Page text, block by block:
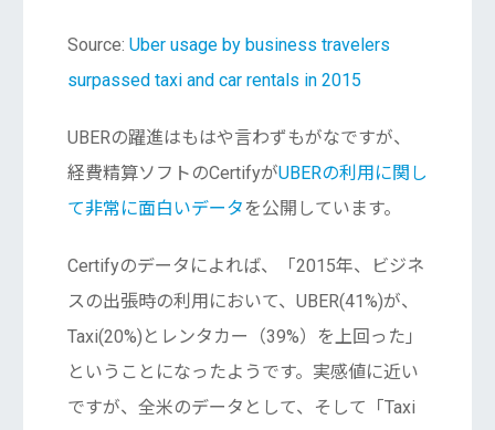
Source: Uber usage by business travelers
surpassed taxi and car rentals in 2015
UBERの躍進はもはや言わずもがなですが、
経費精算ソフトのCertifyがUBERの利用に関し
て非常に面白いデータ を公開しています。
Certifyのデータによれば、「2015年、ビジネ
スの出張時の利用において、UBER(41%)が、
Taxi(20%)とレンタカー（39%）を上回った」
ということになったようです。実感値に近い
ですが、全米のデータとして、そして「Taxi